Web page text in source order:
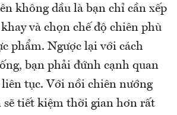
không dầu là bạn chỉ cần xếp
và chọn chế độ chiên phù
phẩm. Ngược lại với cách
bạn phải đứnh cạnh quan
liên tục. Với nồi chiên nướng
sẽ tiết kiệm thời gian hơn rất